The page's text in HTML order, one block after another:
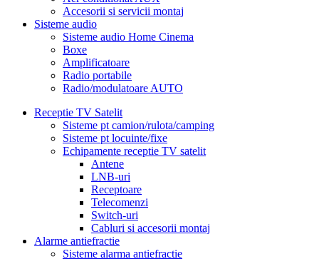
Accesorii si servicii montaj
Sisteme audio
Sisteme audio Home Cinema
Boxe
Amplificatoare
Radio portabile
Radio/modulatoare AUTO
Receptie TV Satelit
Sisteme pt camion/rulota/camping
Sisteme pt locuinte/fixe
Echipamente receptie TV satelit
Antene
LNB-uri
Receptoare
Telecomenzi
Switch-uri
Cabluri si accesorii montaj
Alarme antiefractie
Sisteme alarma antiefractie